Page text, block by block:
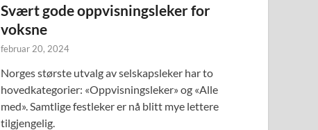
Svært gode oppvisningsleker for
voksne
februar 20, 2024
Norges største utvalg av selskapsleker har to
hovedkategorier: «Oppvisningsleker» og «Alle
med». Samtlige festleker er nå blitt mye lettere
tilgjengelig.